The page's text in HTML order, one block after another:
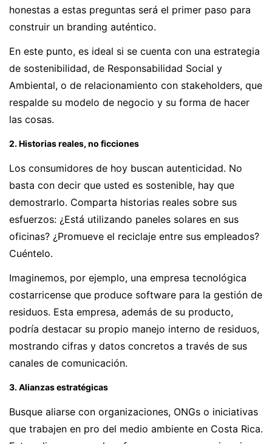
honestas a estas preguntas será el primer paso para
construir un branding auténtico.
En este punto, es ideal si se cuenta con una estrategia
de sostenibilidad, de Responsabilidad Social y
Ambiental, o de relacionamiento con stakeholders, que
respalde su modelo de negocio y su forma de hacer
las cosas.
2. Historias reales, no ficciones
Los consumidores de hoy buscan autenticidad. No
basta con decir que usted es sostenible, hay que
demostrarlo. Comparta historias reales sobre sus
esfuerzos: ¿Está utilizando paneles solares en sus
oficinas? ¿Promueve el reciclaje entre sus empleados?
Cuéntelo.
Imaginemos, por ejemplo, una empresa tecnológica
costarricense que produce software para la gestión de
residuos. Esta empresa, además de su producto,
podría destacar su propio manejo interno de residuos,
mostrando cifras y datos concretos a través de sus
canales de comunicación.
3. Alianzas estratégicas
Busque aliarse con organizaciones, ONGs o iniciativas
que trabajen en pro del medio ambiente en Costa Rica.